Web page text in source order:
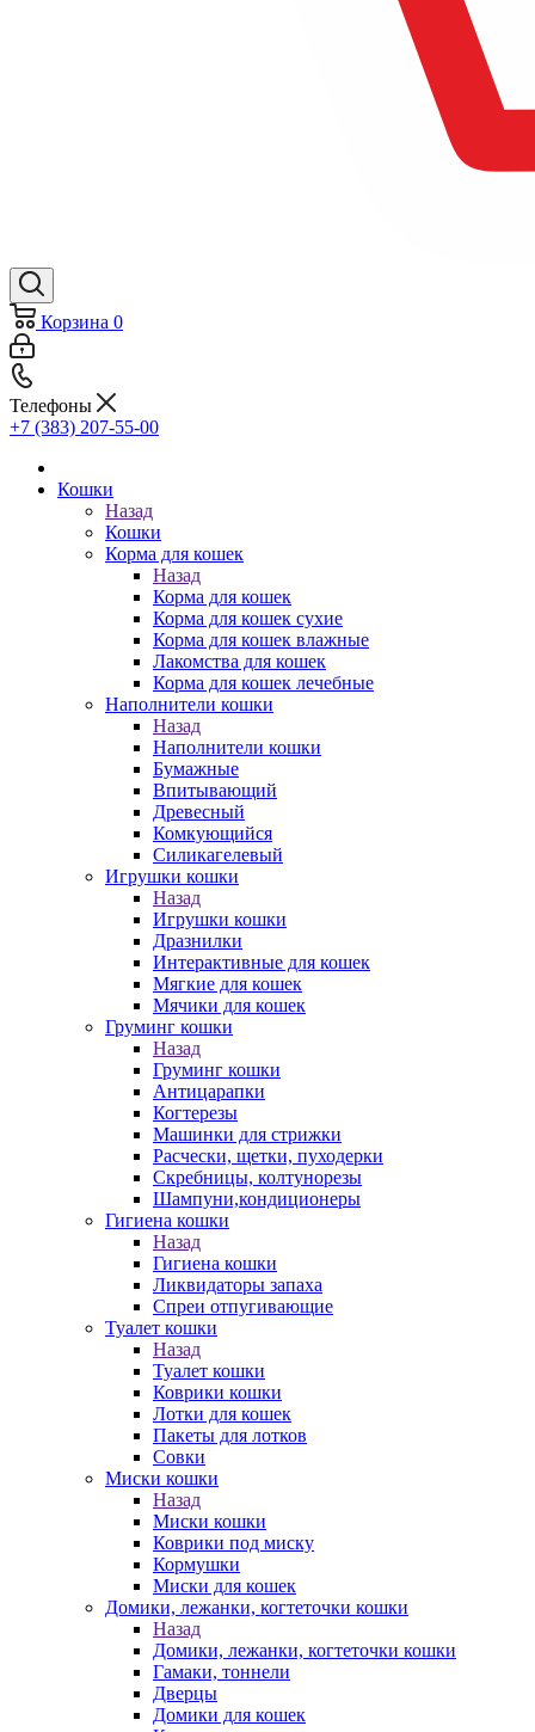
Корзина 0
Телефоны
+7 (383) 207-55-00
Кошки
Назад
Кошки
Корма для кошек
Назад
Корма для кошек
Корма для кошек сухие
Корма для кошек влажные
Лакомства для кошек
Корма для кошек лечебные
Наполнители кошки
Назад
Наполнители кошки
Бумажные
Впитывающий
Древесный
Комкующийся
Силикагелевый
Игрушки кошки
Назад
Игрушки кошки
Дразнилки
Интерактивные для кошек
Мягкие для кошек
Мячики для кошек
Груминг кошки
Назад
Груминг кошки
Антицарапки
Когтерезы
Машинки для стрижки
Расчески, щетки, пуходерки
Скребницы, колтунорезы
Шампуни,кондиционеры
Гигиена кошки
Назад
Гигиена кошки
Ликвидаторы запаха
Спреи отпугивающие
Туалет кошки
Назад
Туалет кошки
Коврики кошки
Лотки для кошек
Пакеты для лотков
Совки
Миски кошки
Назад
Миски кошки
Коврики под миску
Кормушки
Миски для кошек
Домики, лежанки, когтеточки кошки
Назад
Домики, лежанки, когтеточки кошки
Гамаки, тоннели
Дверцы
Домики для кошек